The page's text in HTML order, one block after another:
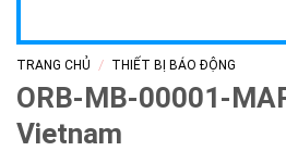
TRANG CHỦ / THIẾT BỊ BÁO ĐỘNG
ORB-MB-00001-
Vietnam